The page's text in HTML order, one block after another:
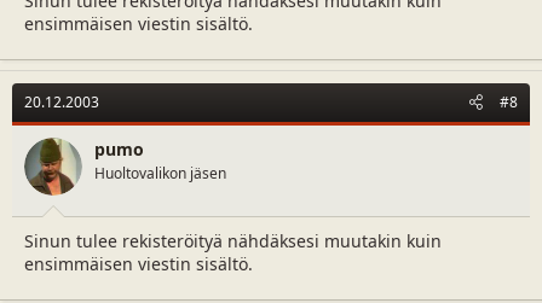
ensimmäisen viestin sisältö.
20.12.2003 #8
pumo
Huoltovalikon jäsen
Sinun tulee rekisteröityä nähdäksesi muutakin kuin
ensimmäisen viestin sisältö.